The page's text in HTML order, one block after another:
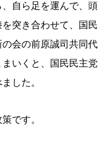
自ら足を運んで、頭
突き合わせて、国民
会の前原誠司共同代
いくと、国民民主党
した。
です。